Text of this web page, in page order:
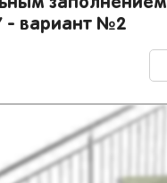
- вариант №2